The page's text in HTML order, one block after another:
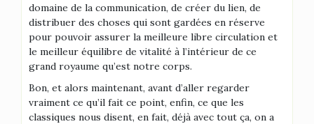
domaine de la communication, de créer du lien, de
distribuer des choses qui sont gardées en réserve
pour pouvoir assurer la meilleure libre circulation et
le meilleur équilibre de vitalité à l’intérieur de ce
grand royaume qu’est notre corps.
Bon, et alors maintenant, avant d’aller regarder
vraiment ce qu’il fait ce point, enfin, ce que les
classiques nous disent, en fait, déjà avec tout ça, on a